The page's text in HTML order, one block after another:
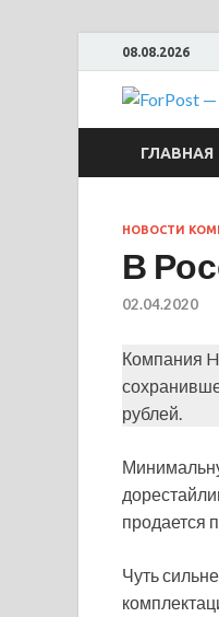
08.08.2026
ГЛАВНАЯ
НОВОСТИ
В
02.04.2020
Компания
рублей.
продается
Чуть